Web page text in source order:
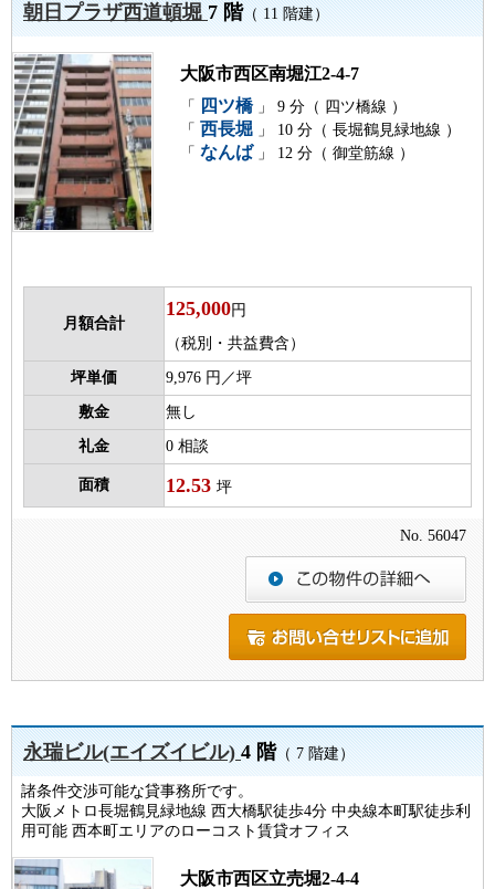
朝日プラザ西道頓堀7 階（ 11 階建）
大阪市西区南堀江2-4-7
「 四ツ橋 」 9 分（ 四ツ橋線 ）
「 西長堀 」 10 分（ 長堀鶴見緑地線 ）
「 なんば 」 12 分（ 御堂筋線 ）
月額合計
125,000円
（税別・共益費含）
坪単価 9,976 円／坪
敷金 無し
礼金 0 相談
面積 12.53 坪
No. 56047
永瑞ビル(エイズイビル)4 階（ 7 階建）
諸条件交渉可能な貸事務所です。
大阪メトロ長堀鶴見緑地線 西大橋駅徒歩4分 中央線本町駅徒歩利
用可能 西本町エリアのローコスト賃貸オフィス
大阪市西区立売堀2-4-4